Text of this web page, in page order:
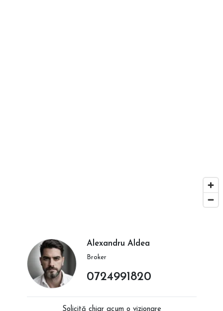
Alexandru Aldea
Broker
0724991820
Solicită chiar acum o vizionare